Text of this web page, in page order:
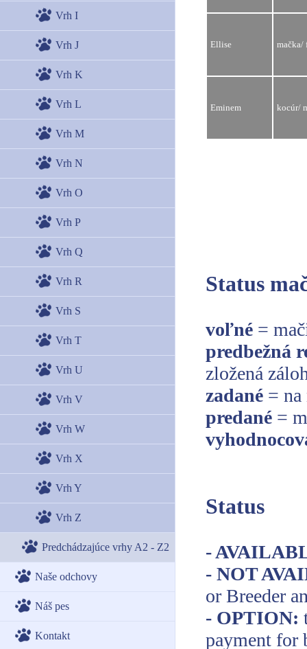
Vrh I
Vrh J
Vrh K
Vrh L
Vrh M
Vrh N
Vrh O
Vrh P
Vrh Q
Vrh R
Vrh S
Vrh T
Vrh U
Vrh V
Vrh W
Vrh X
Vrh Y
Vrh Z
Predchádzajúce vrhy A2 - Z2
Naše odchovy
Náš pes
Kontakt
Ellise mačka/
Eminem kocúr/
Status
voľné =
predbežná
zložená
zadané = na
predané =
Status
-
- NOT
or Breeder
- OPTION:
payment for